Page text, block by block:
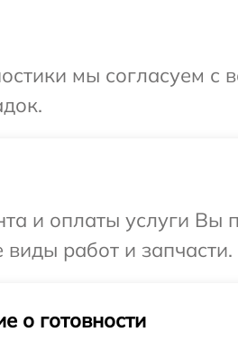
мы согласуем с
и оплаты услуги Вы
работ и запчасти.
о готовности